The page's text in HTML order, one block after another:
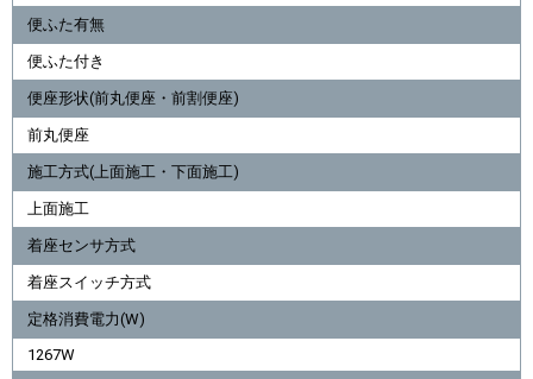
便ふた有無
便ふた付き
便座形状(前丸便座・前割便座)
前丸便座
施工方式(上面施工・下面施工)
上面施工
着座センサ方式
着座スイッチ方式
定格消費電力(W)
1267W